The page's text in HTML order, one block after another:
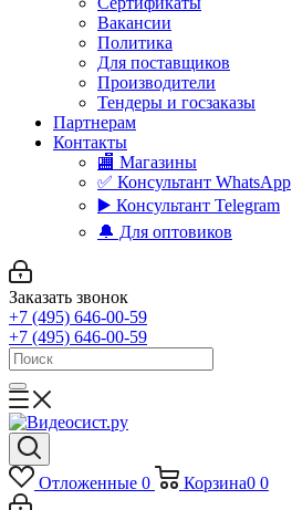
Вакансии
Политика
Для поставщиков
Производители
Тендеры и госзаказы
Партнерам
Контакты
🏬 Магазины
✅️ Консультант WhatsApp
▶️ Консультант Telegram
🔔 Для оптовиков
Заказать звонок
+7 (495) 646-00-59
+7 (495) 646-00-59
Отложенные 0 Корзина0 0